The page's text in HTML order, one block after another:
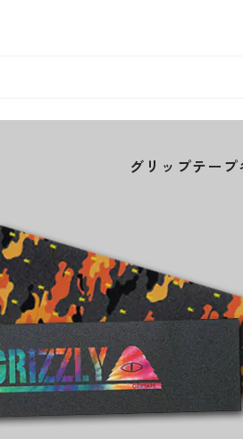
グリップテープ